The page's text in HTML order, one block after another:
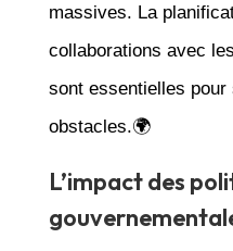
massives. La
collaborations avec
sont essentielles pour
obstacles.🌍
L’impact des